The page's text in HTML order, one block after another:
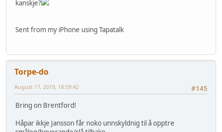
kanskje?
Sent from my iPhone using Tapatalk
Torpe-do
#145
August 17, 2019, 18:59:42
Bring on Brentford!
Håpar ikkje Jansson får noko unnskyldnig til å opptre